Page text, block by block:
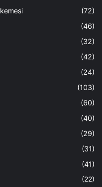
(72)
(46)
(32)
(42)
(24)
(103)
(60)
(40)
(29)
(31)
(41)
(22)